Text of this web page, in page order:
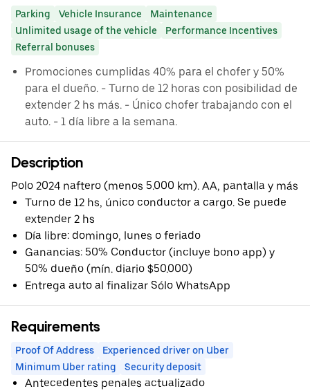
Parking Vehicle Insurance
Maintenance
Unlimited usage of the vehicle
Performance Incentives
Referral bonuses
Promociones cumplidas 40% para el chofer y 50%
para el dueño. ⁠- Turno de 12 horas con posibilidad de
extender 2 hs más. ⁠- Único chofer trabajando con el
auto. ⁠⁠- 1 día libre a la semana.
Description
Polo 2024 naftero (menos 5.000 km). AA, pantalla y más
Turno de 12 hs, único conductor a cargo. Se puede
extender 2 hs
Día libre: domingo, lunes o feriado
Ganancias: 50% Conductor (incluye bono app) y
50% dueño (mín. diario $50.000)
Entrega auto al finalizar Sólo WhatsApp
Requirements
Proof Of Address
Experienced driver on Uber
Minimum Uber rating
Security deposit
Antecedentes penales actualizado